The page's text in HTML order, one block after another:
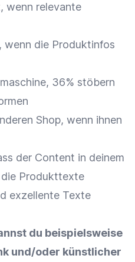
wenn relevante
wenn die Produktinfos
36% stöbern
Shop, wenn ihnen
der Content in deinem
die Produkttexte
exzellente Texte
du beispielsweise
und/oder künstlicher